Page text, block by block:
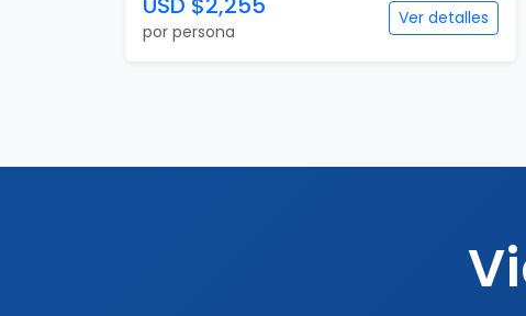
por persona
Ver detalles